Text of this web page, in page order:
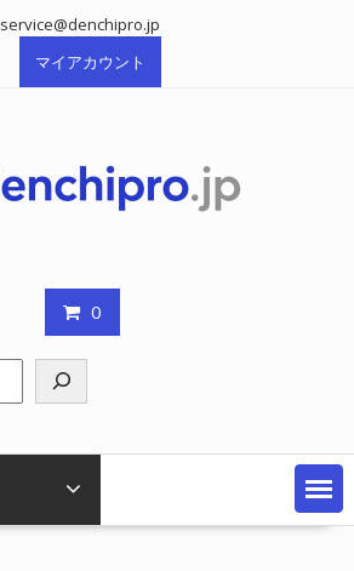
service@denchipro.jp
マイアカウント
0
索